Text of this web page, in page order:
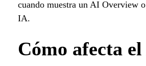
cuando muestra un AI Overview
IA.
Cómo afecta